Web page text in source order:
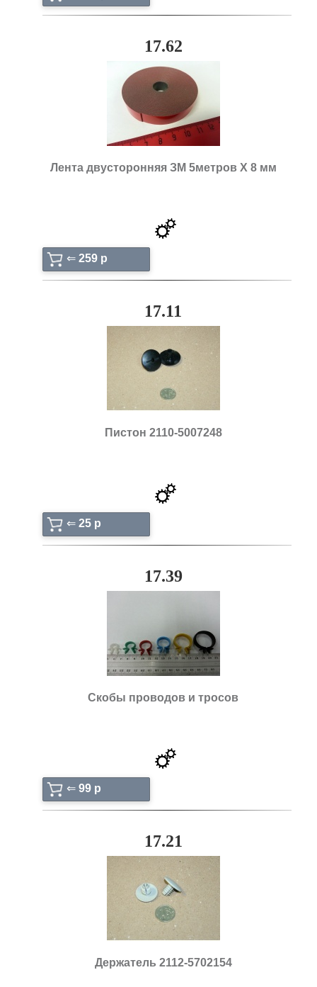
17.62
Лента двусторонняя ЗМ 5метров Х 8 мм
⇐ 259 p
17.11
Пистон 2110-5007248
⇐ 25 p
17.39
Скобы проводов и тросов
⇐ 99 p
17.21
Держатель 2112-5702154